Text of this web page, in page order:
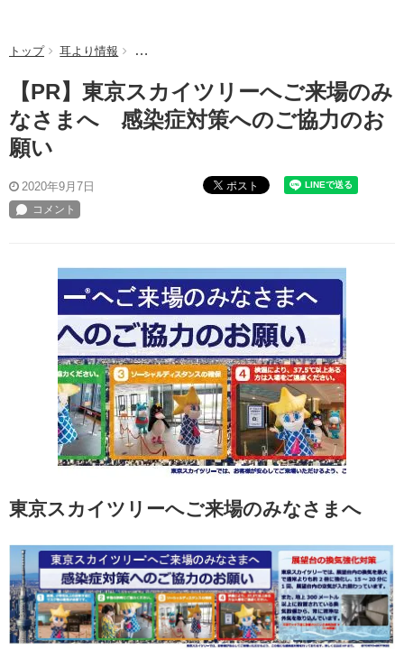
トップ 耳より情報 【PR】東京スカイツリーへご来場のみなさまへ
【PR】東京スカイツリーへご来場のみ
なさまへ 感染症対策へのご協力のお
願い
2020年9月7日 ポスト
東京スカイツリーへご来場のみなさまへ